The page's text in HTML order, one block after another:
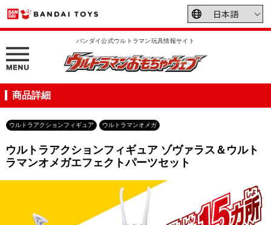
バンダイ公式ウルトラマン玩具情報サイト
商品詳細
ウルトラアクションフィギュア ウルトラマンオメガ
ウルトラアクションフィギュア ゾヴァラス＆ウルト
ラマンオメガエフェクトパーツセット